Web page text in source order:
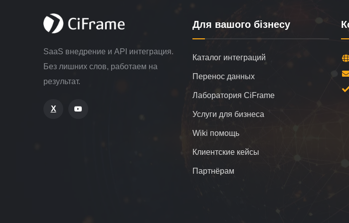
SaaS внедрение и API интеграция.
Без лишних слов, работаем на
результат.
X
Для вашого бізнесу
Каталог интеграций
Перенос данных
Лаборатория CiFrame
Услуги для бизнеса
Wiki помощь
Клиентские кейсы
Партнёрам